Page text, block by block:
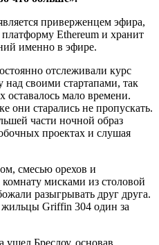
приверженцем эфира,
платформу Ethereum и хранит
именно в эфире.
отслеживали курс
своими стартапами, так
оставалось мало времени.
они старались не пропускать.
части ночной образ
проектах и слушая
смесью орехов и
мисками из столовой
разыгрывать друг друга.
жильцы Griffin 304 один за
Бреслоу, основав